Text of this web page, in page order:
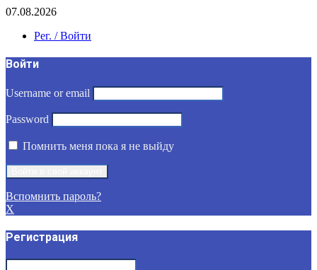
07.08.2026
Рег. / Войти
Войти
Username or email
Password
Помнить меня пока я не выйду
Вспомнить пароль?
X
Регистрация